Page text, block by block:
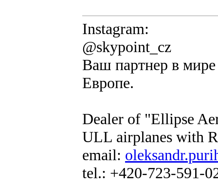
Instagram:
@skypoint_cz
Ваш партнер в
Европе.
Dealer of "Ellipse
ULL airplanes with
email:
tel.: +420-723-591-